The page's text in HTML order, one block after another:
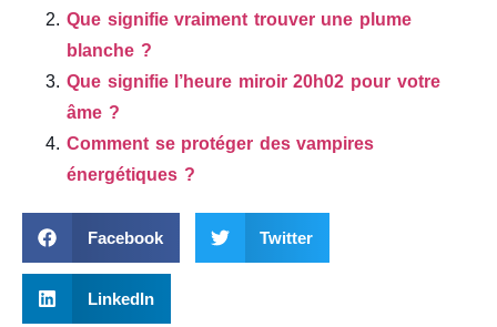
Que signifie vraiment trouver une plume
blanche ?
Que signifie l’heure miroir 20h02 pour votre
âme ?
Comment se protéger des vampires
énergétiques ?
Facebook Twitter
LinkedIn